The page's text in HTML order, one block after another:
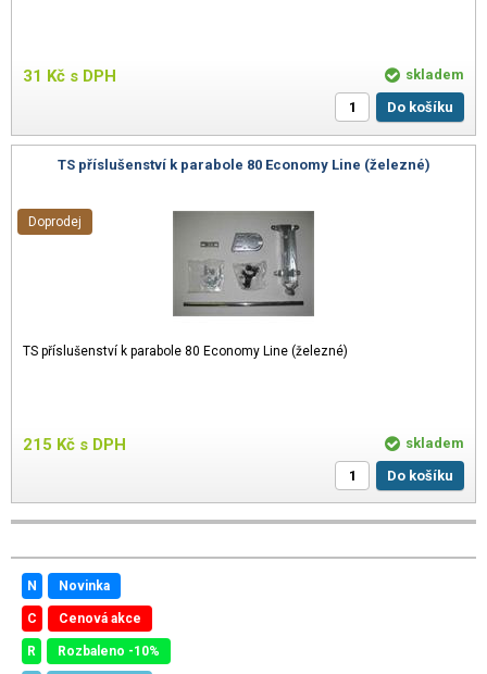
31 Kč s DPH
skladem
Do košíku
TS příslušenství k parabole 80 Economy Line (železné)
TS příslušenství k parabole 80 Economy Line (železné)
215 Kč s DPH
Doprodej
skladem
Do košíku
N Novinka
C Cenová akce
R Rozbaleno -10%